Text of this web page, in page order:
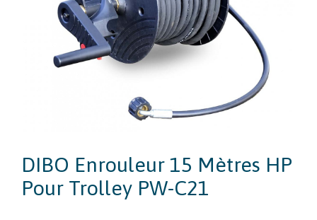
DIBO Enrouleur 15 Mètres HP
Pour Trolley PW-C21